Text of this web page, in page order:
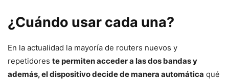
¿Cuándo usar cada una?
En la actualidad la mayoría de routers nuevos y
repetidores te permiten acceder a las dos bandas y
además, el dispositivo decide de manera automática qué